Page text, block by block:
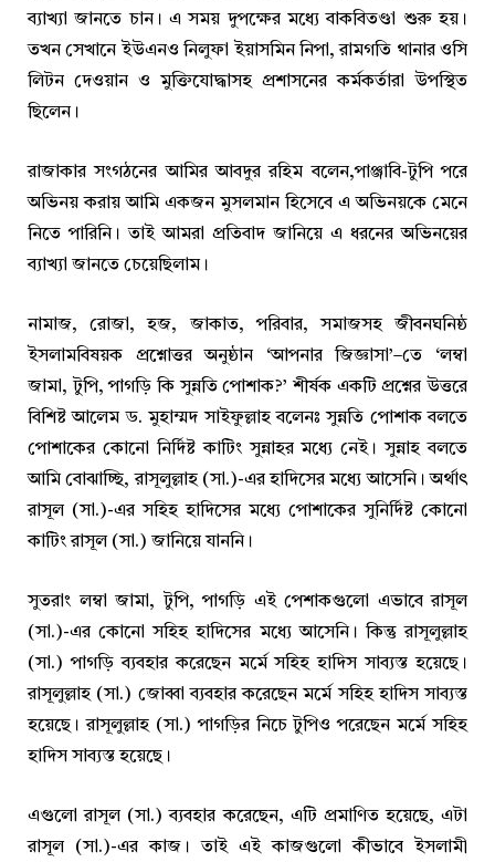
ব্যাখ্যা জানতে চান। এ সময় দুপক্ষের মধ্যে বাকবিতণ্ডা শুরু হয়।
তখন সেখানে ইউএনও নিলুফা ইয়াসমিন নিপা, রামগতি থানার ওসি
লিটন দেওয়ান ও মুক্তিযোদ্ধাসহ প্রশাসনের কর্মকর্তারা উপস্থিত
ছিলেন।
রাজাকার সংগঠনের আমির আবদুর রহিম বলেন,পাঞ্জাবি-টুপি পরে
অভিনয় করায় আমি একজন মুসলমান হিসেবে এ অভিনয়কে মেনে
নিতে পারিনি। তাই আমরা প্রতিবাদ জানিয়ে এ ধরনের অভিনয়ের
ব্যাখ্যা জানতে চেয়েছিলাম।
নামাজ, রোজা, হজ, জাকাত, পরিবার, সমাজসহ জীবনঘনিষ্ঠ
ইসলামবিষয়ক প্রশ্নোত্তর অনুষ্ঠান ‘আপনার জিজ্ঞাসা’–তে ‘লম্বা
জামা, টুপি, পাগড়ি কি সুন্নতি পোশাক?’ শীর্ষক একটি প্রশ্নের উত্তরে
বিশিষ্ট আলেম ড. মুহাম্মদ সাইফুল্লাহ বলেনঃ সুন্নতি পোশাক বলতে
পোশাকের কোনো নির্দিষ্ট কাটিং সুন্নাহর মধ্যে নেই। সুন্নাহ বলতে
আমি বোঝাচ্ছি, রাসূলুল্লাহ (সা.)-এর হাদিসের মধ্যে আসেনি। অর্থাৎ
রাসূল (সা.)-এর সহিহ হাদিসের মধ্যে পোশাকের সুনির্দিষ্ট কোনো
কাটিং রাসূল (সা.) জানিয়ে যাননি।
সুতরাং লম্বা জামা, টুপি, পাগড়ি এই পেশাকগুলো এভাবে রাসূল
(সা.)-এর কোনো সহিহ হাদিসের মধ্যে আসেনি। কিন্তু রাসূলুল্লাহ
(সা.) পাগড়ি ব্যবহার করেছেন মর্মে সহিহ হাদিস সাব্যস্ত হয়েছে।
রাসূলুল্লাহ (সা.) জোব্বা ব্যবহার করেছেন মর্মে সহিহ হাদিস সাব্যস্ত
হয়েছে। রাসূলুল্লাহ (সা.) পাগড়ির নিচে টুপিও পরেছেন মর্মে সহিহ
হাদিস সাব্যস্ত হয়েছে।
এগুলো রাসূল (সা.) ব্যবহার করেছেন, এটি প্রমাণিত হয়েছে, এটা
রাসূল (সা.)-এর কাজ। তাই এই কাজগুলো কীভাবে ইসলামী